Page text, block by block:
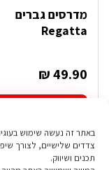
צדדים שלישיים, לצורך
תכנים ושיווק.
מדרסים גברים
Regatta
₪49.90
זה
יש
מספר